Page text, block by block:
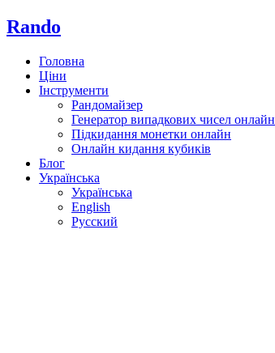
Rando
Головна
Ціни
Інструменти
Рандомайзер
Генератор випадкових чисел онлайн
Підкидання монетки онлайн
Онлайн кидання кубиків
Блог
Українська
Українська
English
Русский